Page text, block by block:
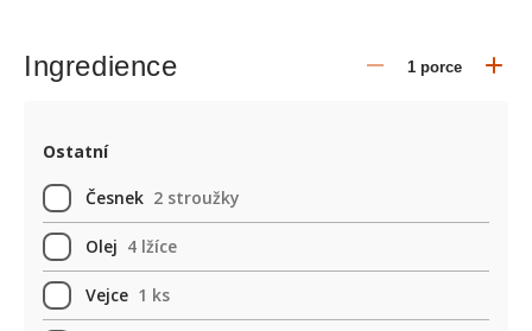
Ingredience
Ostatní
Česnek 2 stroužky
Olej 4 lžíce
Vejce 1 ks